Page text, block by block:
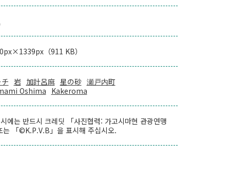
（911 KB）
岩 加計呂麻 星の砂 瀬戸内町
Oshima Kakeroma
에는 반드시 크레딧 「사진협력: 가고시마현 관광연맹
는 「©K.P.V.B」을 표시해 주십시오.